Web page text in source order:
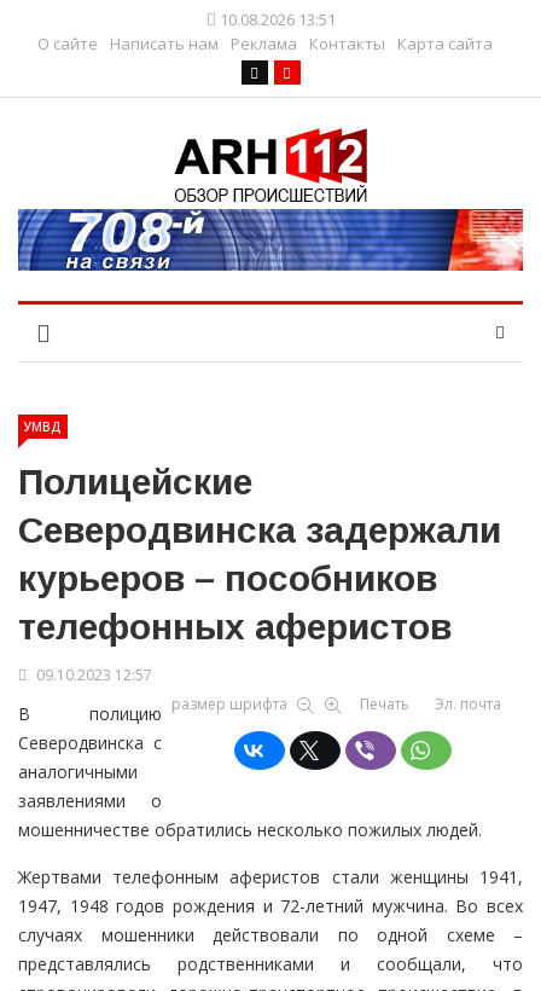
10.08.2026 13:51
О сайте
Написать нам Реклама Контакты Карта сайта
УМВД
Полицейские
Северодвинска задержали
курьеров – пособников
телефонных аферистов
09.10.2023 12:57
размер шрифта
Печать Эл. почта
В полицию
Северодвинска с
аналогичными
заявлениями о
мошенничестве обратились несколько пожилых людей.
Жертвами телефонным аферистов стали женщины 1941,
1947, 1948 годов рождения и 72-летний мужчина. Во всех
случаях мошенники действовали по одной схеме –
представлялись родственниками и сообщали, что